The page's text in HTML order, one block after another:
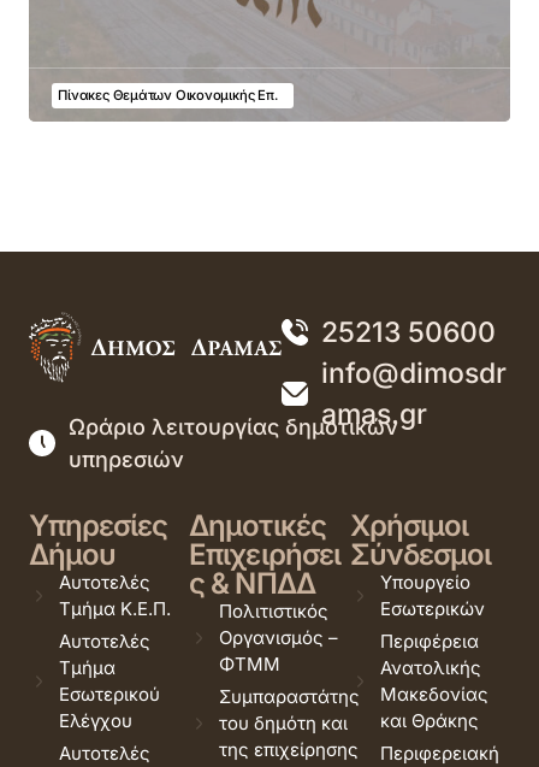
Πίνακες Θεμάτων Οικονομικής Επ.
25213 50600
info@dimosdr
amas.gr
Ωράριο λειτουργίας δημοτικών
υπηρεσιών
Υπηρεσίες
Δήμου
Αυτοτελές
Τμήμα Κ.Ε.Π.
Αυτοτελές
Τμήμα
Εσωτερικού
Ελέγχου
Αυτοτελές
Δημοτικές
Επιχειρήσει
ς & ΝΠΔΔ
Πολιτιστικός
Οργανισμός –
ΦΤΜΜ
Συμπαραστάτης
του δημότη και
της επιχείρησης
Χρήσιμοι
Σύνδεσμοι
Υπουργείο
Εσωτερικών
Περιφέρεια
Ανατολικής
Μακεδονίας
και Θράκης
Περιφερειακή